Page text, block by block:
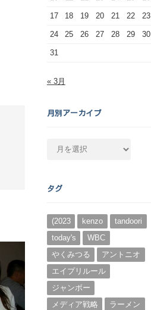
17 18 19 20 21 22 23
24 25 26 27 28 29 30
31
« 3月
月別アーカイブ
カ
ブ
タグ
(2023 kenzo
tandoori
today's
WBC
やくみつる
アントニオ
エイプリルール
ジャンボー
メディア戦略
ラーメン